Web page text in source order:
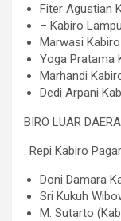
Fiter Agustian
– Kabiro
Marwasi
Yoga Pratama
Marhandi
Dedi Arpani
BIRO LUAR
. Repi Kabiro
Doni Damara
Sri Kukuh
M. Sutarto